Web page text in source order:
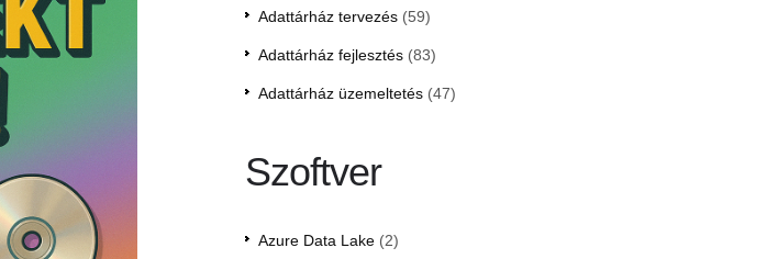
Adattárház tervezés (59)
Adattárház fejlesztés (83)
Adattárház üzemeltetés (47)
Szoftver
Azure Data Lake (2)